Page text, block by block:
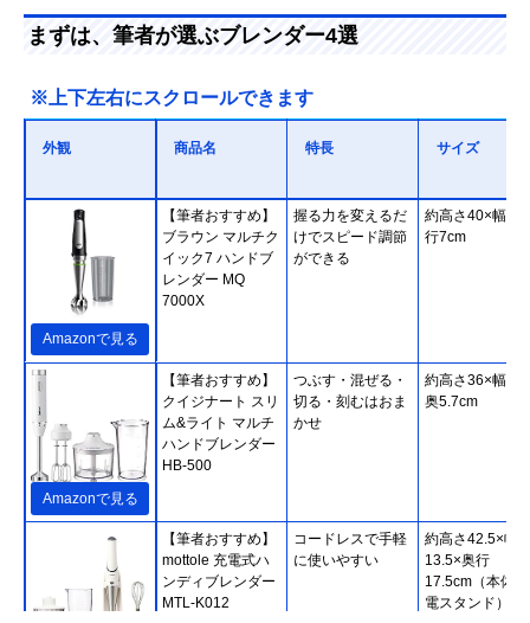
まずは、筆者が選ぶブレンダー4選
※上下左右にスクロールできます
外観 商品名 特長 サイズ
Amazonで見る
【筆者おすすめ】
ブラウン マルチク
イック7 ハンドブ
レンダー MQ
7000X
握る力を変えるだ
けでスピード調節
ができる
約高さ40×幅7×
行7cm
Amazonで見る
【筆者おすすめ】
クイジナート スリ
ム&ライト マルチ
ハンドブレンダー
HB-500
つぶす・混ぜる・
切る・刻むはおま
かせ
約高さ36×幅
奥5.7cm
【筆者おすすめ】
mottole 充電式ハ
ンディブレンダー
MTL-K012
コードレスで手軽
に使いやすい
約高さ42.5×幅
13.5×奥行
17.5cm（本体
電スタンド）